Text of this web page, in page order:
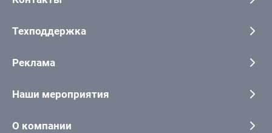
Техподдержка
Реклама
Наши мероприятия
О компании